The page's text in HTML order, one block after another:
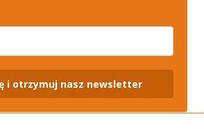
i otrzymuj nasz newsletter